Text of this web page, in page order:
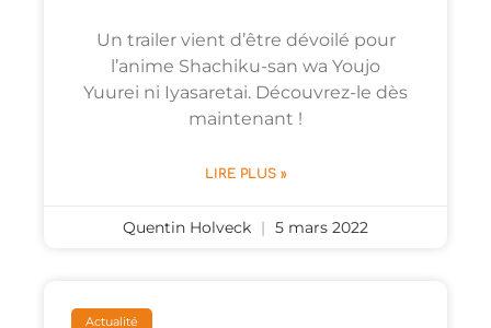
Un trailer vient d’être dévoilé pour
l’anime Shachiku-san wa Youjo
Yuurei ni Iyasaretai. Découvrez-le dès
maintenant !
LIRE PLUS »
Quentin Holveck 5 mars 2022
Actualité